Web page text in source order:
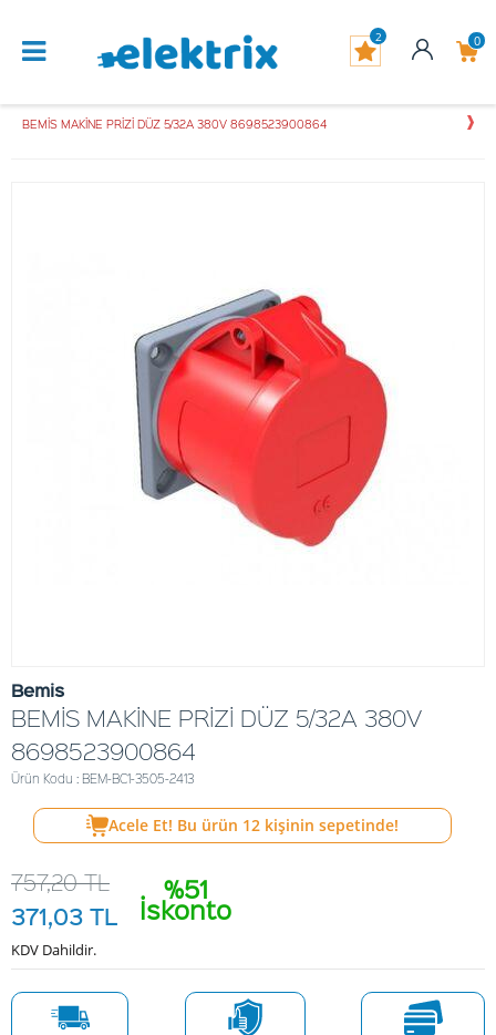
0
2
BEMİS MAKİNE PRİZİ DÜZ 5/32A 380V 8698523900864
Bemis
BEMİS MAKİNE PRİZİ DÜZ 5/32A 380V
8698523900864
Ürün Kodu : BEM-BC1-3505-2413
Acele Et! Bu ürün 12 kişinin sepetinde!
%51
İskonto
757,20TL
371,03 TL
KDV Dahildir.